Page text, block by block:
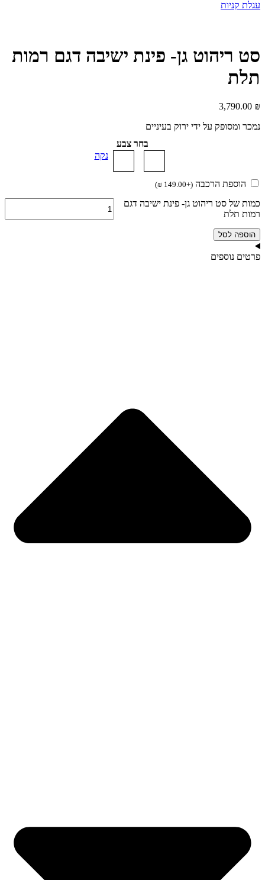
עגלת קניות
סט ריהוט גן- פינת ישיבה דגם רמות
תלת
3,790.00 ₪
נמכר ומסופק על ידי ירוק בעיניים
בחר צבע
נקה
הוספת הרכבה (
+
149.00
₪
)
כמות של סט ריהוט גן- פינת ישיבה דגם
רמות תלת
הוספה לסל
פרטים נוספים